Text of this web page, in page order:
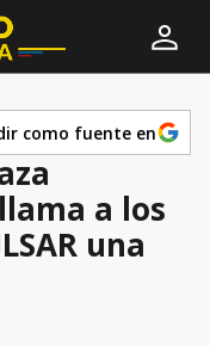
como fuente en
a los
una